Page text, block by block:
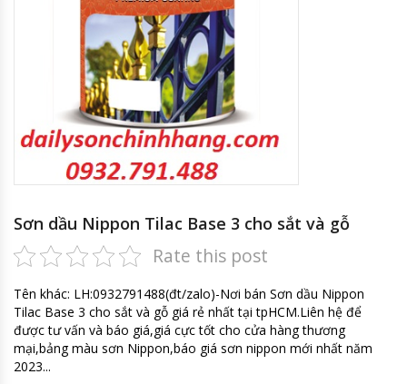
Sơn dầu Nippon Tilac Base 3 cho sắt và gỗ
Rate this post
Tên khác: LH:0932791488(đt/zalo)-Nơi bán Sơn dầu Nippon
Tilac Base 3 cho sắt và gỗ giá rẻ nhất tại tpHCM.Liên hệ để
được tư vấn và báo giá,giá cực tốt cho cửa hàng thương
mại,bảng màu sơn Nippon,báo giá sơn nippon mới nhất năm
2023...